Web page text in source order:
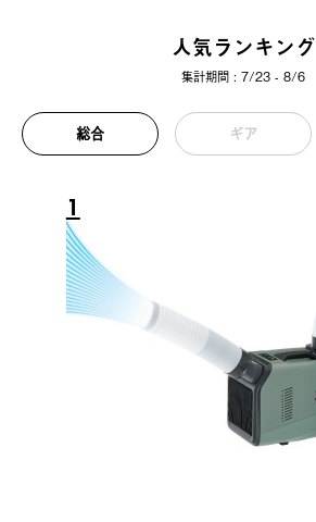
人気ランキング
集計期間 : 7/23 - 8/6
総合 ギア
1